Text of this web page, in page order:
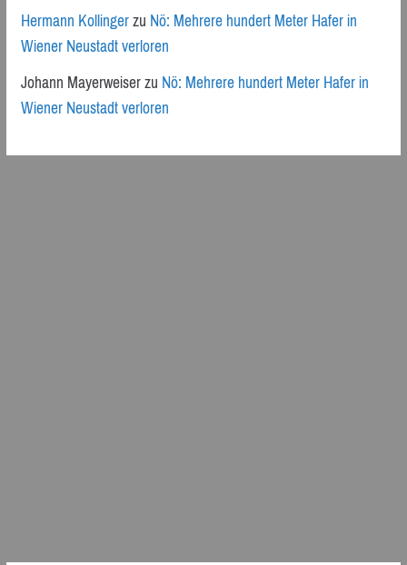
Hermann KollingerzuNö: Mehrere hundert Meter Hafer in
Wiener Neustadt verloren
Johann MayerweiserzuNö: Mehrere hundert Meter Hafer in
Wiener Neustadt verloren